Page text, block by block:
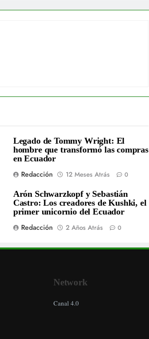
Legado de Tommy Wright: El
hombre que transformó las compras
en Ecuador
Redacción
12 Meses Atrás 0
Arón Schwarzkopf y Sebastián
Castro: Los creadores de Kushki, el
primer unicornio del Ecuador
Redacción
2 Años Atrás 0
Network
Canal 4.0